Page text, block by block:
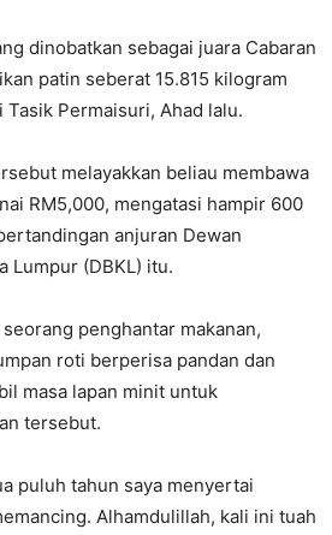
dinobatkan sebagai juara Cabaran
patin seberat 15.815 kilogram
Permaisuri, Ahad lalu.
melayakkan beliau membawa
RM5,000, mengatasi hampir 600
anjuran Dewan
Lumpur (DBKL) itu.
penghantar makanan,
roti berperisa pandan dan
masa lapan minit untuk
tersebut.
puluh tahun saya menyertai
Alhamdulillah, kali ini tuah